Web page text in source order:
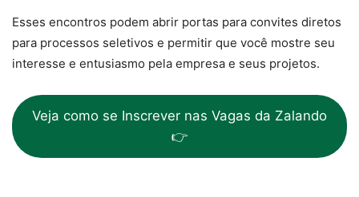
Esses encontros podem abrir portas para convites diretos
para processos seletivos e permitir que você mostre seu
interesse e entusiasmo pela empresa e seus projetos.
Veja como se Inscrever nas Vagas da Zalando
👉